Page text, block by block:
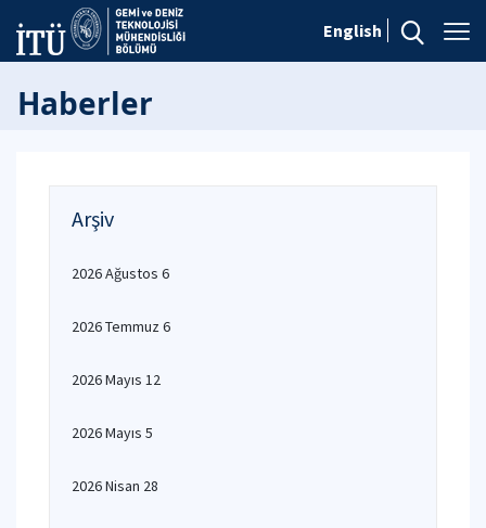
English
Haberler
Arşiv
2026 Ağustos 6
2026 Temmuz 6
2026 Mayıs 12
2026 Mayıs 5
2026 Nisan 28